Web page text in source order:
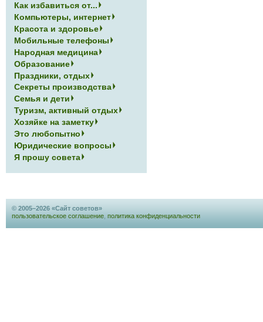
Как избавиться от...
Компьютеры, интернет
Красота и здоровье
Мобильные телефоны
Народная медицина
Образование
Праздники, отдых
Секреты производства
Семья и дети
Туризм, активный отдых
Хозяйке на заметку
Это любопытно
Юридические вопросы
Я прошу совета
© 2005–2026 «Сайт советов»
пользовательское соглашение политика конфиденциальности